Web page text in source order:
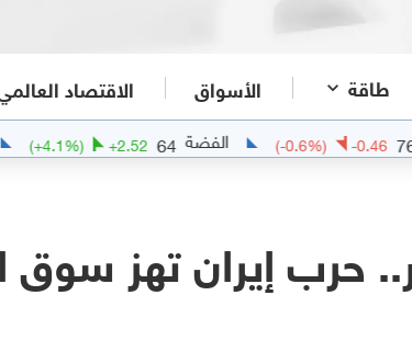
طاقة الأسواق الاقتصاد
(-0.6 الفضة 64
+2.52
(+4.1%) الذهب